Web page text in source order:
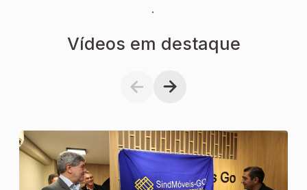
.
Vídeos em destaque